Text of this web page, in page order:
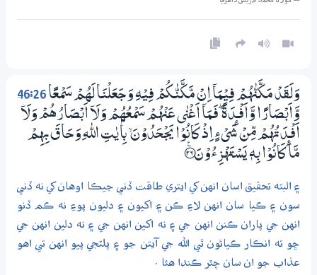
46:26 وَلَقَدْ مَكَّنّٰهُمْ فِيْمَآ اِنْ مَّكَّنّٰكُمْ فِيْهِ وَجَعَلْنَا لَهُمْ سَمْعًا
وَّاَبْصَارًا وَّاَفْـــِٕدَةً ڮ فَـمَآ اَغْنٰى عَنْهُمْ سَمْعُهُمْ وَلَآ اَبْصَارُهُمْ وَلَآ
اَفْــِٕدَتُهُمْ مِّنْ شَيْءٍ اِذْ كَانُوْا يَجْـحَدُوْنَ ۙ بِاٰيٰتِ اللّٰهِ وَحَاقَ بِهِمْ
مَّا كَانُوْا بِهٖ يَسْتَهْزِءُوْنَ ؀ۧ26
۽ البته تحقيق اسان انهن کي ايتري طاقت ڏني جيڪا اوهان کي نه ڏني
سون ۽ ڪيا سان انهن لاءِ ڪن ۽ اکيون ۽ دليون پوءِ نه ڪم ڏنو
انهن جي پاران ڪنن انهن جي ۽ نه اکين انهن جي ۽ نه دلين انهن جي
ڇو ته انڪار ڪيائون ٿي الله جي آيتن جو ۽ پلٽجي پيو انهن تي اهو
عذاب جو ان سان چٿر ڪندا هئا .